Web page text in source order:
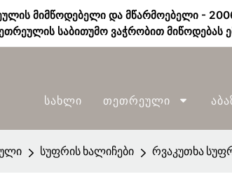
მიმწოდებელი და მწარმოებელი -
საბითუმო ვაჭრობით მიწოდებას
Სახლი Თეთრეული
სუფრის ხალიჩები რვაკუთხა